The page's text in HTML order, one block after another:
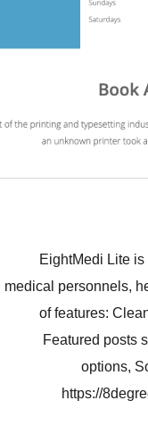
EightMedi Lite
medical personnels,
of features:
Featured posts
options,
https://